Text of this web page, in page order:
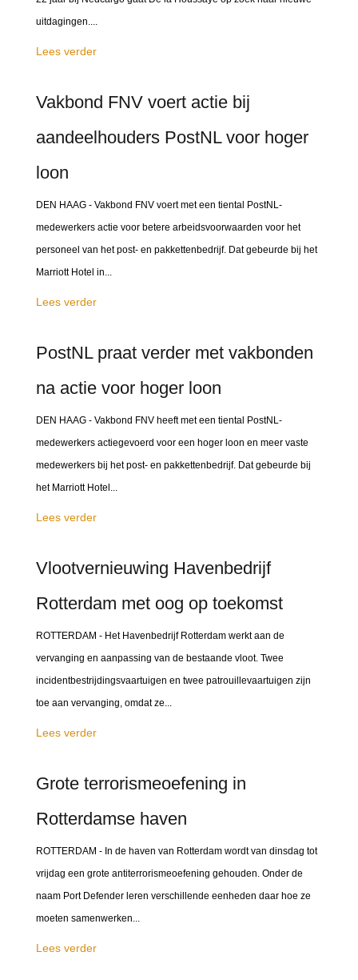
uitdagingen....
Lees verder
Vakbond FNV voert actie bij
aandeelhouders PostNL voor hoger
loon
DEN HAAG - Vakbond FNV voert met een tiental PostNL-
medewerkers actie voor betere arbeidsvoorwaarden voor het
personeel van het post- en pakkettenbedrijf. Dat gebeurde bij het
Marriott Hotel in...
Lees verder
PostNL praat verder met vakbonden
na actie voor hoger loon
DEN HAAG - Vakbond FNV heeft met een tiental PostNL-
medewerkers actiegevoerd voor een hoger loon en meer vaste
medewerkers bij het post- en pakkettenbedrijf. Dat gebeurde bij
het Marriott Hotel...
Lees verder
Vlootvernieuwing Havenbedrijf
Rotterdam met oog op toekomst
ROTTERDAM - Het Havenbedrijf Rotterdam werkt aan de
vervanging en aanpassing van de bestaande vloot. Twee
incidentbestrijdingsvaartuigen en twee patrouillevaartuigen zijn
toe aan vervanging, omdat ze...
Lees verder
Grote terrorismeoefening in
Rotterdamse haven
ROTTERDAM - In de haven van Rotterdam wordt van dinsdag tot
vrijdag een grote antiterrorismeoefening gehouden. Onder de
naam Port Defender leren verschillende eenheden daar hoe ze
moeten samenwerken...
Lees verder